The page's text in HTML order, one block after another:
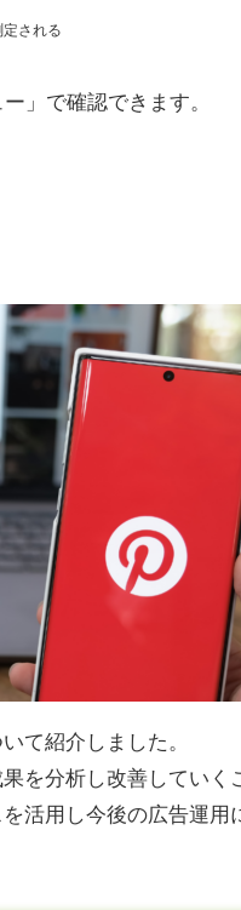
される
」で確認できます。
て紹介しました。
を分析し改善してい
活用し今後の広告運用